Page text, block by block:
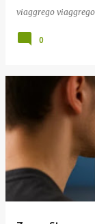
viaggrego viaggrego
0